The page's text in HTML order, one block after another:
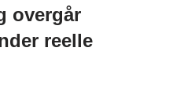
overgår
reelle